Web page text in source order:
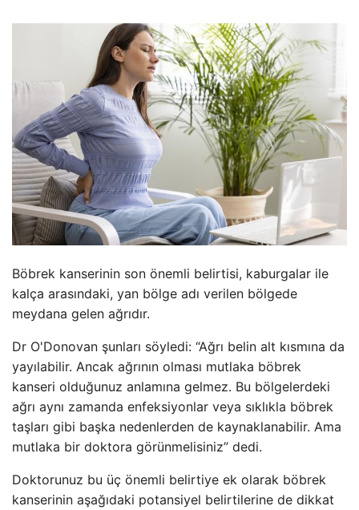
Böbrek kanserinin son önemli belirtisi, kaburgalar ile
kalça arasındaki, yan bölge adı verilen bölgede
meydana gelen ağrıdır.
Dr O'Donovan şunları söyledi: “Ağrı belin alt kısmına da
yayılabilir. Ancak ağrının olması mutlaka böbrek
kanseri olduğunuz anlamına gelmez. Bu bölgelerdeki
ağrı aynı zamanda enfeksiyonlar veya sıklıkla böbrek
taşları gibi başka nedenlerden de kaynaklanabilir. Ama
mutlaka bir doktora görünmelisiniz” dedi.
Doktorunuz bu üç önemli belirtiye ek olarak böbrek
kanserinin aşağıdaki potansiyel belirtilerine de dikkat